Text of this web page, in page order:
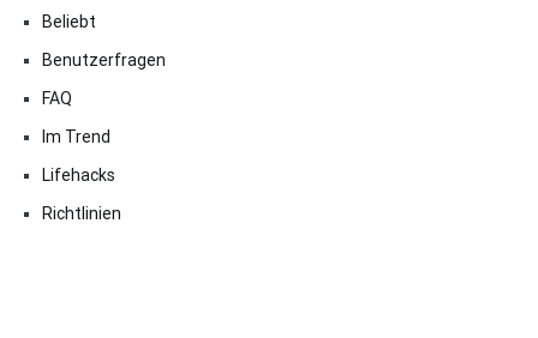
Beliebt
Benutzerfragen
FAQ
Im Trend
Lifehacks
Richtlinien